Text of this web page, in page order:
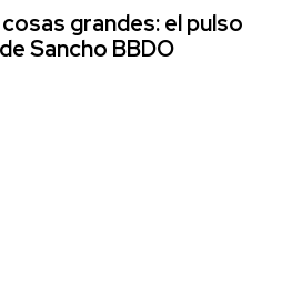
grandes: el pulso
Sancho BBDO